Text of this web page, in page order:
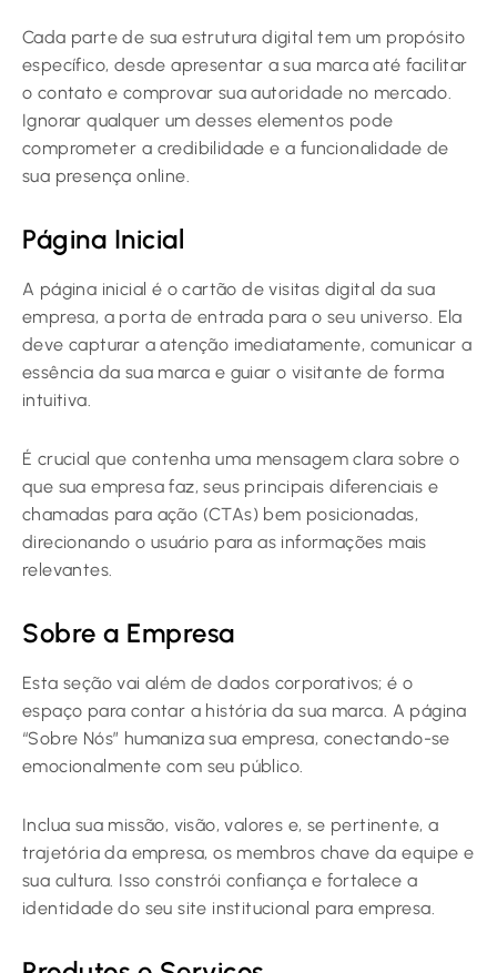
Cada parte de sua estrutura digital tem um propósito
específico, desde apresentar a sua marca até facilitar
o contato e comprovar sua autoridade no mercado.
Ignorar qualquer um desses elementos pode
comprometer a credibilidade e a funcionalidade de
sua presença online.
Página Inicial
A página inicial é o cartão de visitas digital da sua
empresa, a porta de entrada para o seu universo. Ela
deve capturar a atenção imediatamente, comunicar a
essência da sua marca e guiar o visitante de forma
intuitiva.
É crucial que contenha uma mensagem clara sobre o
que sua empresa faz, seus principais diferenciais e
chamadas para ação (CTAs) bem posicionadas,
direcionando o usuário para as informações mais
relevantes.
Sobre a Empresa
Esta seção vai além de dados corporativos; é o
espaço para contar a história da sua marca. A página
“Sobre Nós” humaniza sua empresa, conectando-se
emocionalmente com seu público.
Inclua sua missão, visão, valores e, se pertinente, a
trajetória da empresa, os membros chave da equipe e
sua cultura. Isso constrói confiança e fortalece a
identidade do seu site institucional para empresa.